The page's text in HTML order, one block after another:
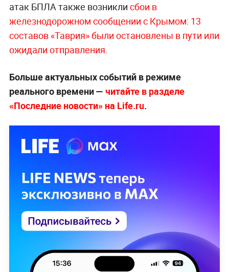
атак БПЛА также возникли сбои в
железнодорожном сообщении с Крымом: 13
составов «Таврия» были остановлены в пути или
ожидали отправления.
Больше актуальных событий в режиме
реального времени — читайте в разделе
«Последние новости» на Life.ru.